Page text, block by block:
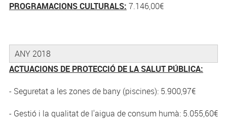
PROGRAMACIONS CULTURALS: 7.146,00€
ANY 2018
ACTUACIONS DE PROTECCIÓ DE LA SALUT PÚBLICA:
- Seguretat a les zones de bany (piscines): 5.900,97€
- Gestió i la qualitat de l'aigua de consum humà: 5.055,60€